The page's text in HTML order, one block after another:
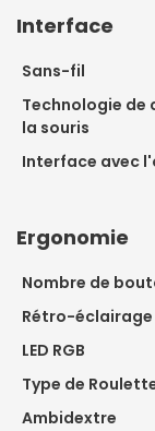
Interface
Sans-fil
Technologie de
la souris
Interface avec
Ergonomie
Nombre de
Rétro-éclairage
LED RGB
Type de
Ambidextre